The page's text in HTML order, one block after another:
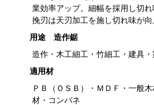
業効率アップ。細幅を採用し切
挽刃は天刃加工を施し切れ味が向
用途 造作鋸
造作・木工細工・竹細工・建具
適用材
ＰＢ（ＯＳＢ）・ＭＤＦ・一般
材・コンパネ